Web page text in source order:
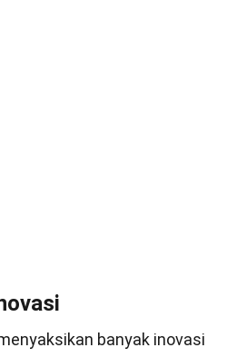
banyak inovasi